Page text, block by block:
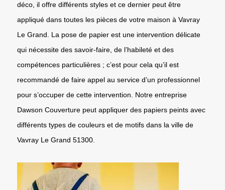
déco, il offre différents styles et ce dernier peut être
appliqué dans toutes les pièces de votre maison à Vavray
Le Grand. La pose de papier est une intervention délicate
qui nécessite des savoir-faire, de l’habileté et des
compétences particulières ; c’est pour cela qu’il est
recommandé de faire appel au service d’un professionnel
pour s’occuper de cette intervention. Notre entreprise
Dawson Couverture peut appliquer des papiers peints avec
différents types de couleurs et de motifs dans la ville de
Vavray Le Grand 51300.